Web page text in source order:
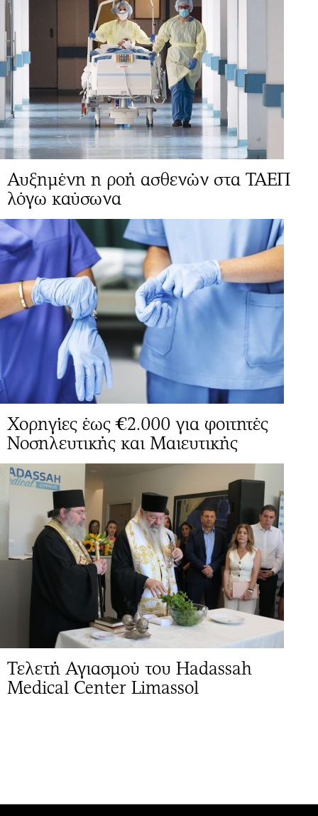
Αυξημένη η ροή ασθενών στα ΤΑΕΠ
λόγω καύσωνα
Χορηγίες έως €2.000 για φοιτητές
Νοσηλευτικής και Μαιευτικής
Τελετή Αγιασμού του Hadassah
Medical Center Limassol